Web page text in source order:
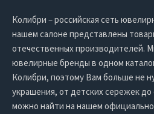
Колибри – российская сеть
нашем салоне представлены
отечественных производителей.
ювелирные бренды в одном
Колибри, поэтому Вам больше не
украшения, от детских сережек до
можно найти на нашем